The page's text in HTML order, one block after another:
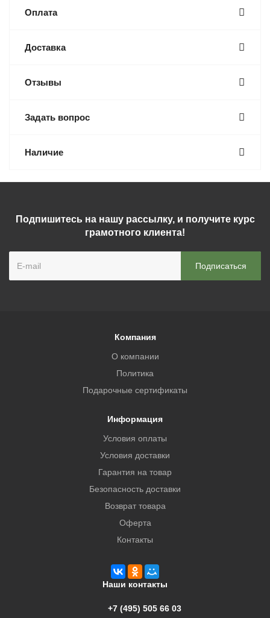
Оплата
Доставка
Отзывы
Задать вопрос
Наличие
Подпишитесь на нашу рассылку, и получите курс
грамотного клиента!
Компания
О компании
Политика
Подарочные сертификаты
Информация
Условия оплаты
Условия доставки
Гарантия на товар
Безопасность доставки
Возврат товара
Оферта
Контакты
Наши контакты
+7 (495) 505 66 03